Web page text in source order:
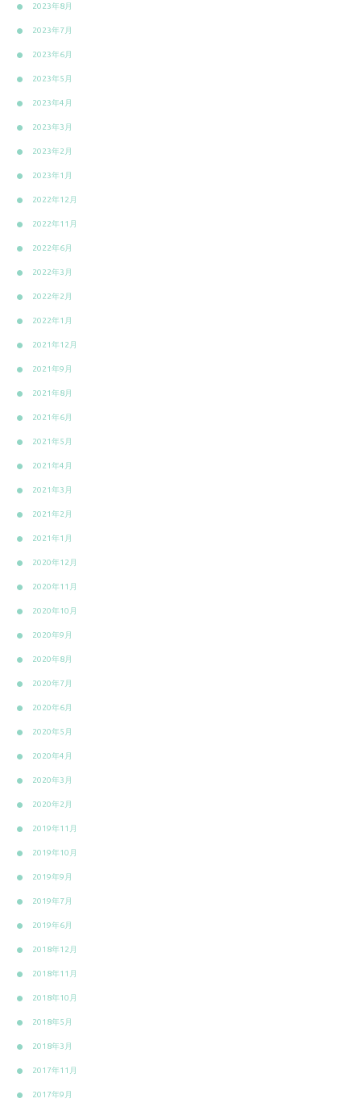
2023年8月
2023年7月
2023年6月
2023年5月
2023年4月
2023年3月
2023年2月
2023年1月
2022年12月
2022年11月
2022年6月
2022年3月
2022年2月
2022年1月
2021年12月
2021年9月
2021年8月
2021年6月
2021年5月
2021年4月
2021年3月
2021年2月
2021年1月
2020年12月
2020年11月
2020年10月
2020年9月
2020年8月
2020年7月
2020年6月
2020年5月
2020年4月
2020年3月
2020年2月
2019年11月
2019年10月
2019年9月
2019年7月
2019年6月
2018年12月
2018年11月
2018年10月
2018年5月
2018年3月
2017年11月
2017年9月